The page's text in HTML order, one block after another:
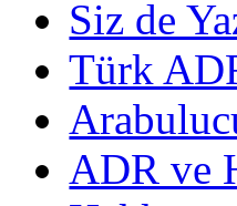
Siz de
Türk
ADR ve